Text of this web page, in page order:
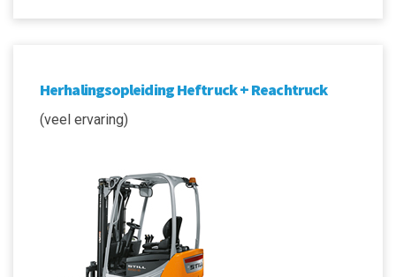
Herhalingsopleiding Heftruck + Reachtruck
(veel ervaring)